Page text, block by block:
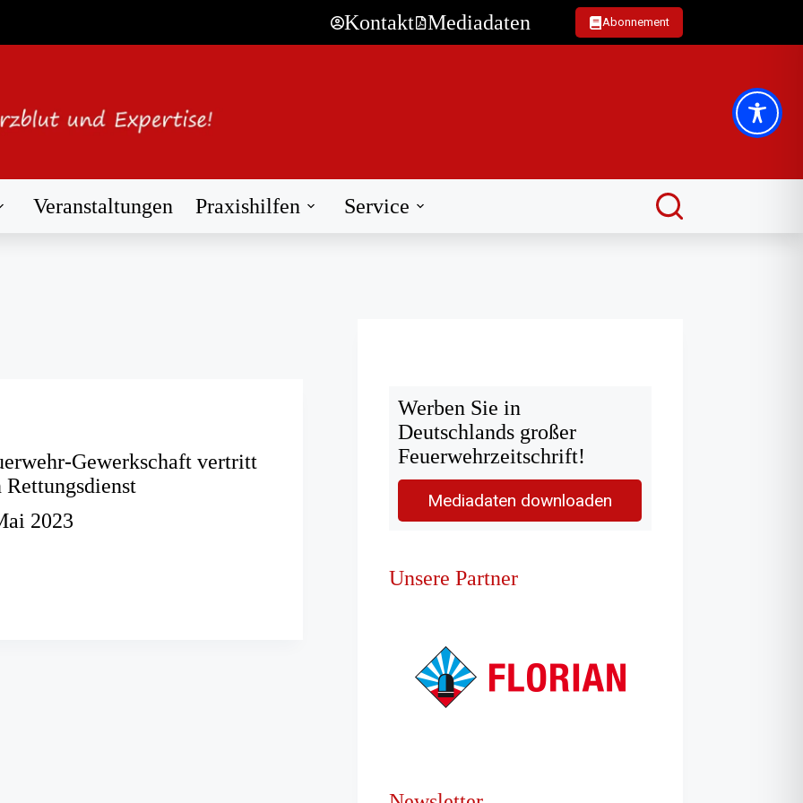
Kontakt Mediadaten Abonnement
Veranstaltungen Praxishilfen Service
Gewerkschaft vertritt
Rettungsdienst
2023
Werben Sie in
Deutschlands großer
Feuerwehrzeitschrift!
Mediadaten downloaden
Unsere Partner